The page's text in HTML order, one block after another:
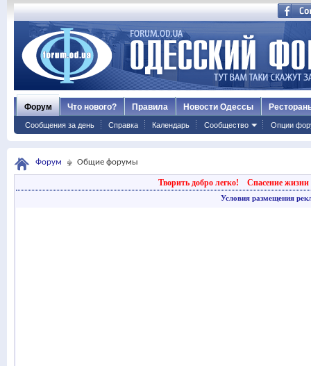
Форум
Сообщения за день Справка Календарь Сообщество Опции
Что нового? Правила Новости Одессы
Форум Общие форумы
Творить добро легко! Спасение жизни
Условия размещения